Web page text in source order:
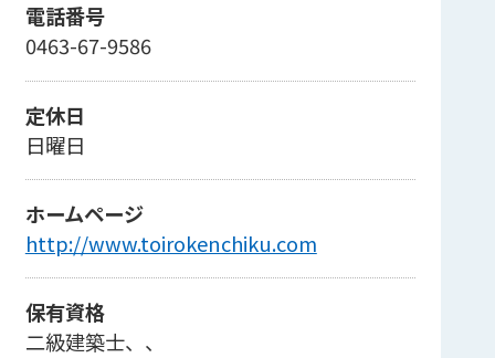
電話番号
0463-67-9586
定休日
日曜日
ホームページ
http://www.toirokenchiku.com
保有資格
二級建築士、、